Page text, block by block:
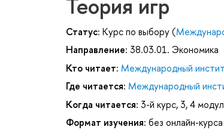
Теория игр
Статус: Курс по выбору (
Направление: 38.03.01. Экономика
Кто читает: Международный
Где читается: Международный
Когда читается: 3-й курс, 3, 4
Формат изучения: без онлайн-курса